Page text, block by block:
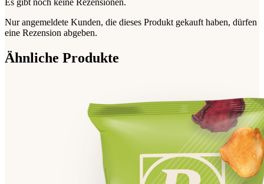
Es gibt noch keine Rezensionen.
Nur angemeldete Kunden, die dieses Produkt gekauft haben, dürfen
eine Rezension abgeben.
Ähnliche Produkte